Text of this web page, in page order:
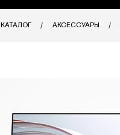
КАТАЛОГ АКСЕССУАРЫ